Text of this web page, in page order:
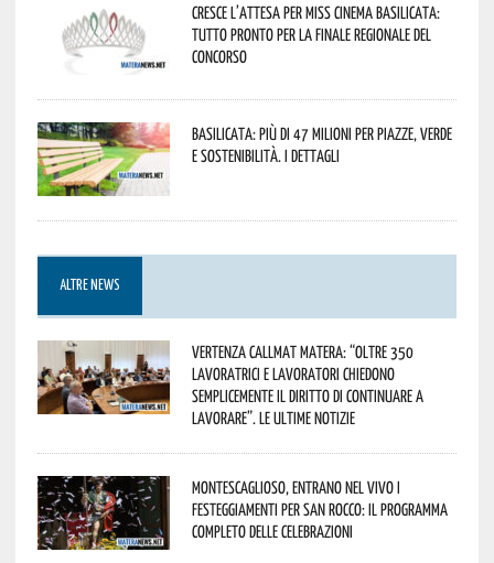
Cresce l’attesa per Miss Cinema Basilicata:
tutto pronto per la finale regionale del
concorso
Basilicata: più di 47 milioni per piazze, verde
e sostenibilità. I dettagli
ALTRE NEWS
Vertenza CallMat Matera: “Oltre 350
lavoratrici e lavoratori chiedono
semplicemente il diritto di continuare a
lavorare”. Le ultime notizie
Montescaglioso, entrano nel vivo i
festeggiamenti per San Rocco: il programma
completo delle celebrazioni